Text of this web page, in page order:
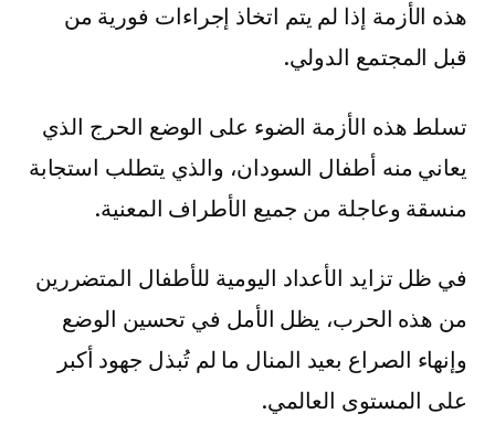
هذه الأزمة إذا لم يتم اتخاذ إجراءات فورية من
قبل المجتمع الدولي.
تسلط هذه الأزمة الضوء على الوضع الحرج الذي
يعاني منه أطفال السودان، والذي يتطلب استجابة
منسقة وعاجلة من جميع الأطراف المعنية.
في ظل تزايد الأعداد اليومية للأطفال المتضررين
من هذه الحرب، يظل الأمل في تحسين الوضع
وإنهاء الصراع بعيد المنال ما لم تُبذل جهود أكبر
على المستوى العالمي.